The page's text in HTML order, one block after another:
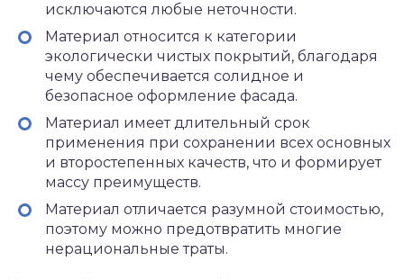
исключаются любые неточности.
Материал относится к категории
экологически чистых покрытий, благодаря
чему обеспечивается солидное и
безопасное оформление фасада.
Материал имеет длительный срок
применения при сохранении всех основных
и второстепенных качеств, что и формирует
массу преимуществ.
Материал отличается разумной стоимостью,
поэтому можно предотвратить многие
нерациональные траты.